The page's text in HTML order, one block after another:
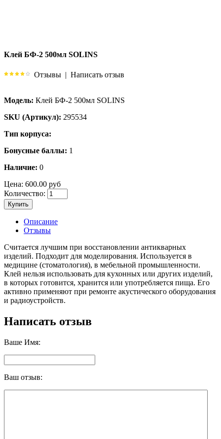
Клей БФ-2 500мл SOLINS
Отзывы | Написать отзыв
Модель: Клей БФ-2 500мл SOLINS
SKU (Артикул): 295534
Тип корпуса:
Бонусные баллы: 1
Наличие: 0
Цена: 600.00 руб
Количество:
Купить
Описание
Отзывы
Считается лучшим при восстановлении антикварных
изделий. Подходит для моделирования. Используется в
медицине (стоматология), в мебельной промышленности.
Клей нельзя использовать для кухонных или других изделий,
в которых готовится, хранится или употребляется пища. Его
активно применяют при ремонте акустического оборудования
и радиоустройств.
Написать отзыв
Ваше Имя:
Ваш отзыв: